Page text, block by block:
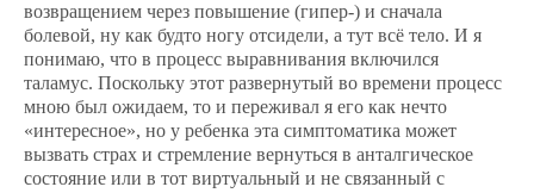
возвращением через повышение (гипер-) и сначала
болевой, ну как будто ногу отсидели, а тут всё тело. И я
понимаю, что в процесс выравнивания включился
таламус. Поскольку этот развернутый во времени процесс
мною был ожидаем, то и переживал я его как нечто
«интересное», но у ребенка эта симптоматика может
вызвать страх и стремление вернуться в анталгическое
состояние или в тот виртуальный и не связанный с